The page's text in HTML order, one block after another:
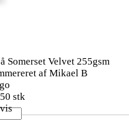
Somerset Velvet 255gsm
af Mikael B
stk